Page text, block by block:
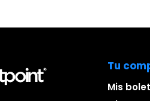
Tu
Mis